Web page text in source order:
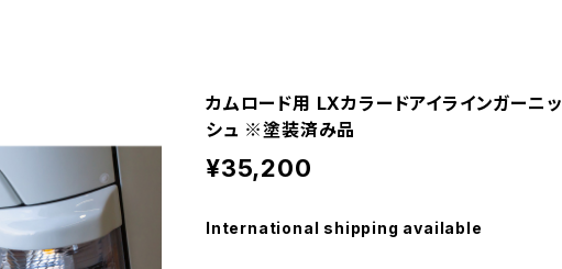
カムロード用 LXカラードアイラインガーニッ
シュ ※塗装済み品
¥35,200
International shipping available